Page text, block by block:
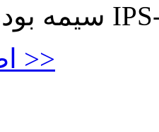
اطلاعات بیشتر >>